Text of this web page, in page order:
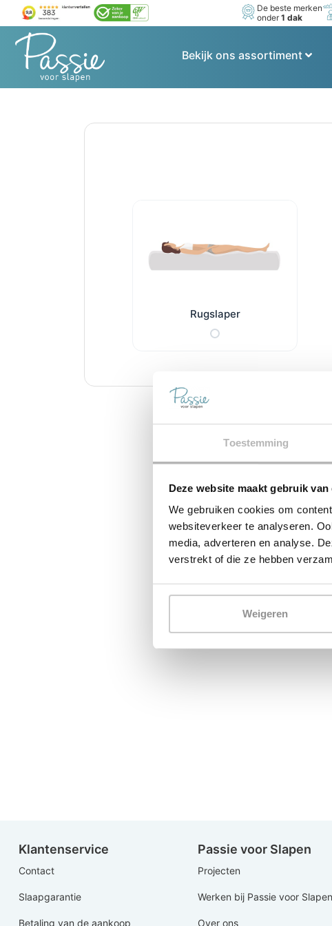
Toestemming
Deze website maakt gebruik van
We gebruiken cookies om
websiteverkeer te analyseren.
media, adverteren en analyse.
verstrekt of die ze hebben
Weigeren
De beste merken
onder1 dak
Bekijk ons assortiment
Rugslaper
Klantenservice
Contact
Slaapgarantie
Betaling van de aankoop
Passie voor Slapen
Projecten
Werken bij Passie voor Slapen
Over ons